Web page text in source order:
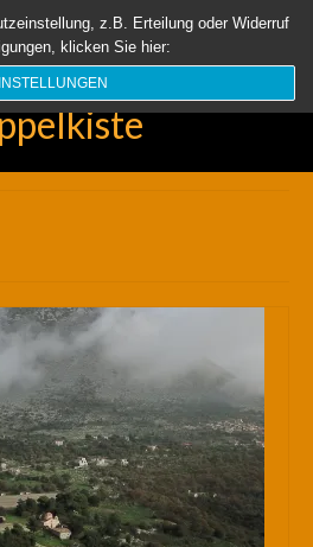
uns Unsere Rappelkiste Länder
z.B. Erteilung oder Widerruf
klicken Sie hier: